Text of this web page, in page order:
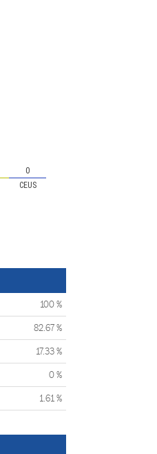
CEUS
0
100 %
82.67 %
17.33 %
0 %
1.61 %